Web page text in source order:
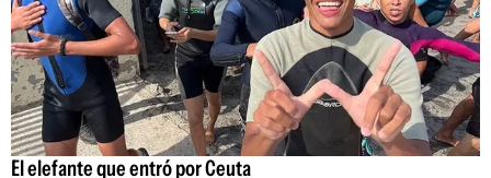
El elefante que entró por Ceuta